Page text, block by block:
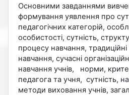
Основними завданнями
формування уявлення про
педагогічних категорій,
особистості, сутність,
процесу навчання,
навчання, сучасні
навчання учнів, норми,
педагога та учня, сутність,
методи виховання учнів,